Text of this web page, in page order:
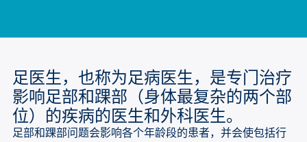
足医生，也称为足病医生，是专门治疗
影响足部和踝部（身体最复杂的两个部
位）的疾病的医生和外科医生。
足部和踝部问题会影响各个年龄段的患者，并会使包括行